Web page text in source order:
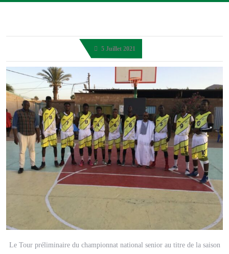
5 Juillet 2021
Le Tour préliminaire du championnat national senior au titre de la saison